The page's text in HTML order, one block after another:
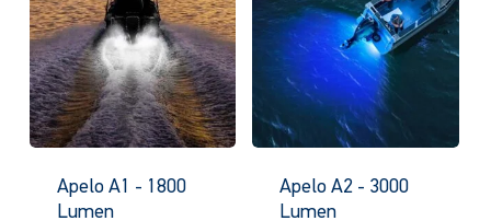
Apelo A1 - 1800
Lumen
Apelo A2 - 3000
Lumen